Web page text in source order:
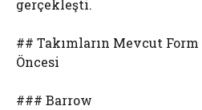
gerçekleşti.
## Takımların Mevcut
Öncesi
### Barrow